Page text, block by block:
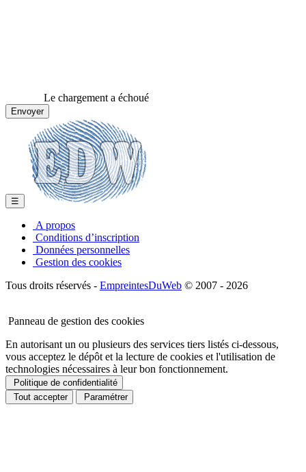
Le chargement a échoué
☰
A propos
Conditions d’inscription
Données personnelles
Gestion des cookies
Tous droits réservés - EmpreintesDuWeb © 2007 - 2026
Panneau de gestion des cookies
En autorisant un ou plusieurs des services tiers listés ci-dessous,
vous acceptez le dépôt et la lecture de cookies et l'utilisation de
technologies nécessaires à leur bon fonctionnement.
Politique de confidentialité
Tout accepter
Paramétrer